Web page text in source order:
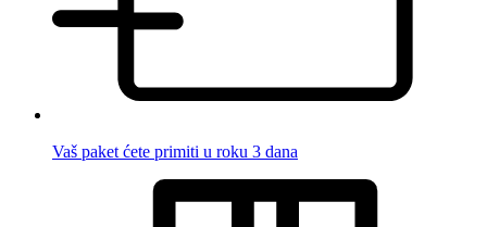
Vaš paket ćete primiti u roku 3 dana